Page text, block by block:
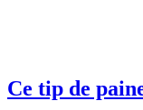
Ce tip de